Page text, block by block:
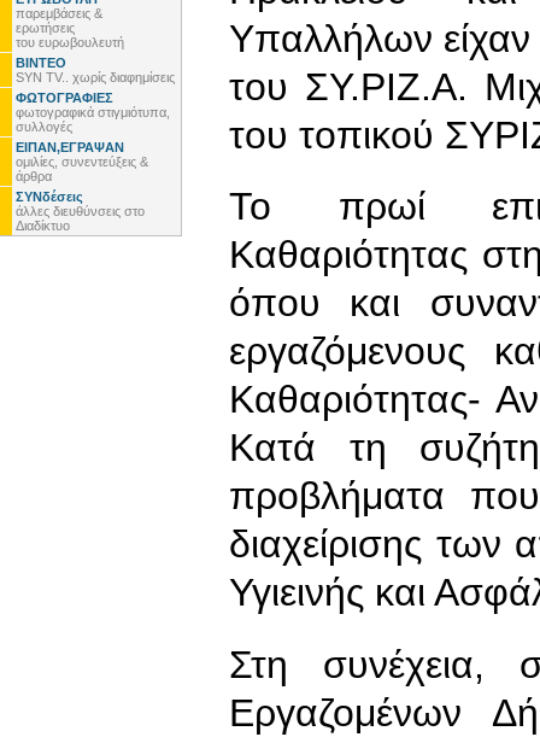
παρεμβάσεις &
ερωτήσεις
του ευρωβουλευτή
ΒΙΝΤΕΟ
SYN TV.. χωρίς διαφημίσεις
ΦΩΤΟΓΡΑΦΙΕΣ
φωτογραφικά στιγμιότυπα,
συλλογές
ΕΙΠΑΝ,ΕΓΡΑΨΑΝ
ομιλίες, συνεντεύξεις &
άρθρα
ΣΥΝδέσεις
άλλες διευθύνσεις στο
Διαδίκτυο
Υπαλλήλων
του ΣΥ.ΡΙΖ.Α.
του τοπικού
Το πρωί
Καθαριότητας
όπου και
εργαζόμενους
Καθαριότητας-
Κατά τη
προβλήματα
διαχείρισης
Υγιεινής και
Στη συνέχεια,
Εργαζομένων